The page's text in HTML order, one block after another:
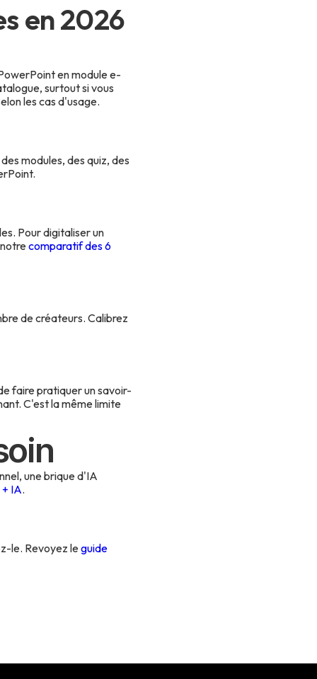
en 2026
en module e-
surtout si vous
les cas d'usage.
modules, des quiz, des
Pour digitaliser un
comparatif des 6
de créateurs. Calibrez
faire pratiquer un savoir-
C'est la même limite
une brique d'IA
IA.
le. Revoyez leguide